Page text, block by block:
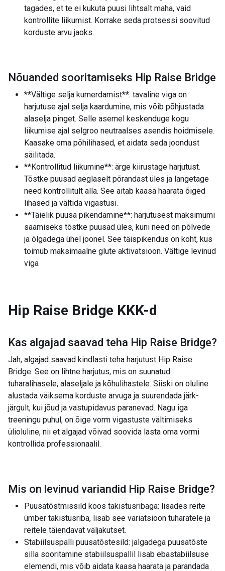
tagades, et te ei kukuta puusi lihtsalt maha, vaid
kontrollite liikumist. Korrake seda protsessi soovitud
korduste arvu jaoks.
Nõuanded sooritamiseks Hip Raise Bridge
**Vältige selja kumerdamist**: tavaline viga on
harjutuse ajal selja kaardumine, mis võib põhjustada
alaselja pinget. Selle asemel keskenduge kogu
liikumise ajal selgroo neutraalses asendis hoidmisele.
Kaasake oma põhilihased, et aidata seda joondust
säilitada.
**Kontrollitud liikumine**: ärge kiirustage harjutust.
Tõstke puusad aeglaselt põrandast üles ja langetage
need kontrollitult alla. See aitab kaasa haarata õiged
lihased ja vältida vigastusi.
**Täielik puusa pikendamine**: harjutusest maksimumi
saamiseks tõstke puusad üles, kuni need on põlvede
ja õlgadega ühel joonel. See täispikendus on koht, kus
toimub maksimaalne glute aktivatsioon. Vältige levinud
viga
Hip Raise Bridge KKK-d
Kas algajad saavad teha Hip Raise Bridge?
Jah, algajad saavad kindlasti teha harjutust Hip Raise
Bridge. See on lihtne harjutus, mis on suunatud
tuharalihasele, alaseljale ja kõhulihastele. Siiski on oluline
alustada väiksema korduste arvuga ja suurendada järk-
järgult, kui jõud ja vastupidavus paranevad. Nagu iga
treeningu puhul, on õige vorm vigastuste vältimiseks
ülioluline, nii et algajad võivad soovida lasta oma vormi
kontrollida professionaalil.
Mis on levinud variandid Hip Raise Bridge?
Puusatõstmissild koos takistusribaga: lisades reite
ümber takistusriba, lisab see variatsioon tuharatele ja
reitele täiendavat väljakutset.
Stabiilsuspalli puusatõstesild: jalgadega puusatõste
silla sooritamine stabiilsuspallil lisab ebastabiilsuse
elemendi, mis võib aidata kaasa haarata ja parandada